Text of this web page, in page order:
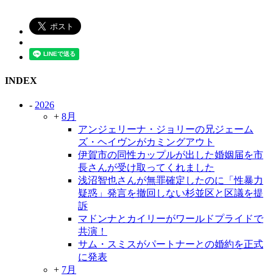
INDEX
- 2026
+ 8月
アンジェリーナ・ジョリーの兄ジェーム
ズ・ヘイヴンがカミングアウト
伊賀市の同性カップルが出した婚姻届を市
長さんが受け取ってくれました
浅沼智也さんが無罪確定したのに「性暴力
疑惑」発言を撤回しない杉並区と区議を提
訴
マドンナとカイリーがワールドプライドで
共演！
サム・スミスがパートナーとの婚約を正式
に発表
+ 7月